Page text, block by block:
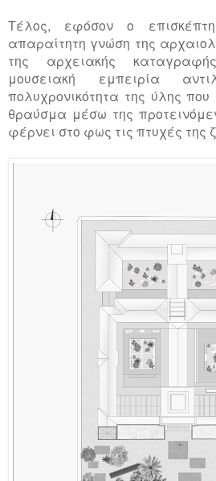
Τέλος, εφόσον ο
απαραίτητη γνώση της
της αρχειακής
μουσειακή εμπειρία
πολυχρονικότητα της ύλης που
θραύσμα μέσω της
φέρνει στο φως τις πτυχές της